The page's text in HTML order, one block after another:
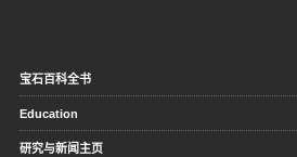
宝石百科全书
Education
研究与新闻主页